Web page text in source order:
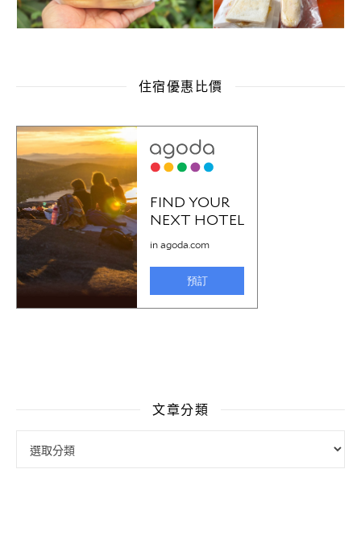
住宿優惠比價
文章分類